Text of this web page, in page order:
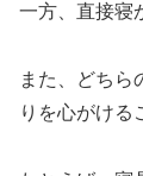
一方、直接寝
また、どちら
りを心がける